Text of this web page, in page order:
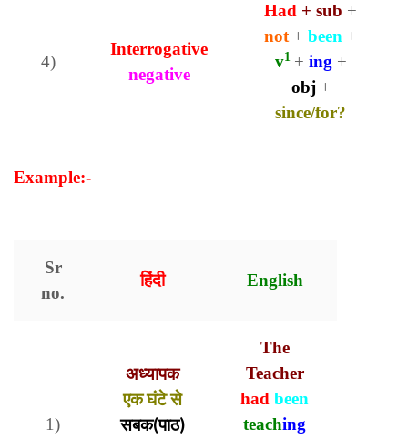
4)
Interrogative
negative
Had + sub +
not + been +
v1 + ing +
obj +
since/for?
Example:-
Sr
no.
हिंदी English
1)
अध्यापक
एक घंटे से
सबक(पाठ)
The
Teacher
had been
teaching